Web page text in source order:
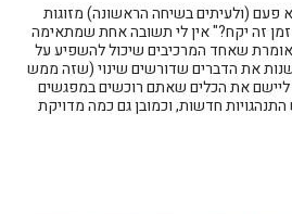
(ולעיתים בשיחה הראשונה) מזוגות
זמן זה יקח?" אין לי תשובה אחת שמתאימה
שאחד המרכיבים שיכול להשפיע על
את הדברים שדורשים שינוי (שזה ממש
ליישם את הכלים שאתם רוכשים במפגשים
חדשות, וכמובן גם כמה מדויקת